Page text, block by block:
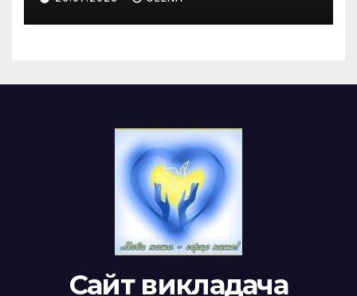
жанри. Характеристика
Сайт викладача